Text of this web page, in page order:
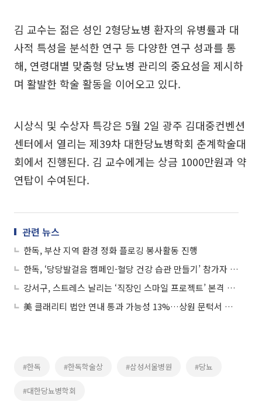
김 교수는 젊은 성인 2형당뇨병 환자의 유병률과 대
사적 특성을 분석한 연구 등 다양한 연구 성과를 통
해, 연령대별 맞춤형 당뇨병 관리의 중요성을 제시하
며 활발한 학술 활동을 이어오고 있다.
시상식 및 수상자 특강은 5월 2일 광주 김대중컨벤션
센터에서 열리는 제39차 대한당뇨병학회 춘계학술대
회에서 진행된다. 김 교수에게는 상금 1000만원과 약
연탑이 수여된다.
관련 뉴스
한독, 부산 지역 환경 정화 플로깅 봉사활동 진행
한독, ‘당당발걸음 캠페인-혈당 건강 습관 만들기’ 참가자 모집
강서구, 스트레스 날리는 ‘직장인 스마일 프로젝트’ 본격 가동
美 클래리티 법안 연내 통과 가능성 13%…상원 문턱서 제동
#한독 #한독학술상 #삼성서울병원 #당뇨
#대한당뇨병학회